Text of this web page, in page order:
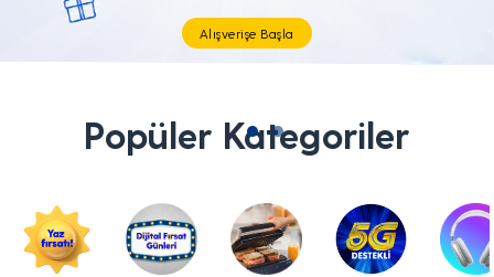
Tüm Teknolojik İhtiyaçların Tam'da
Popüler Kategoriler